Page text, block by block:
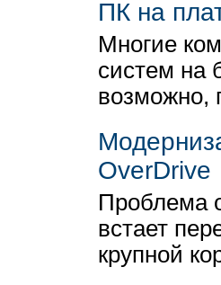
ПК на
Многие
систем на
возможно,
OverDrive
Проблема
встает
крупной